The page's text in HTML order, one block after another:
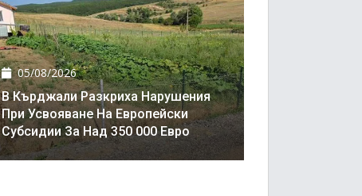
05/08/2026
В Кърджали Разкриха Нарушения
При Усвояване На Европейски
Субсидии За Над 350 000 Евро